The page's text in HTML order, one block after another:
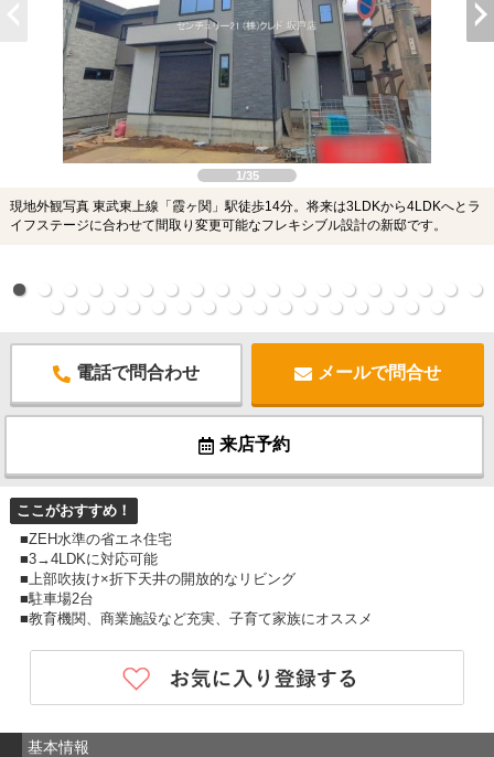
1/35
現地外観写真 東武東上線「霞ヶ関」駅徒歩14分。将来は3LDKから4LDKへとラ
イフステージに合わせて間取り変更可能なフレキシブル設計の新邸です。
電話で問合わせ メールで問合せ
来店予約
ここがおすすめ！
■ZEH水準の省エネ住宅
■3→4LDKに対応可能
■上部吹抜け×折下天井の開放的なリビング
■駐車場2台
■教育機関、商業施設など充実、子育て家族にオススメ
基本情報